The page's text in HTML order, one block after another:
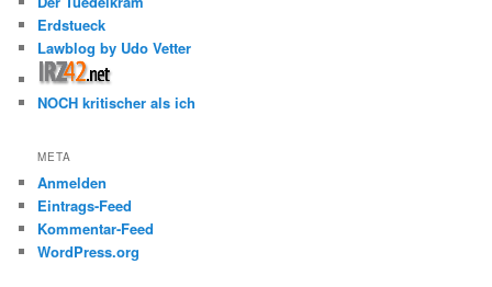
Erdstueck
Lawblog by Udo Vetter
NOCH kritischer als ich
META
Anmelden
Eintrags-Feed
Kommentar-Feed
WordPress.org